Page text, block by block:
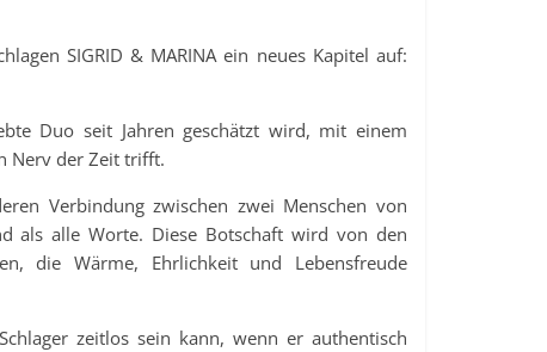
SIGRID & MARINA ein neues Kapitel auf:
Duo seit Jahren geschätzt wird, mit einem
Nerv der Zeit trifft.
Verbindung zwischen zwei Menschen von
als alle Worte. Diese Botschaft wird von den
die Wärme, Ehrlichkeit und Lebensfreude
zeitlos sein kann, wenn er authentisch